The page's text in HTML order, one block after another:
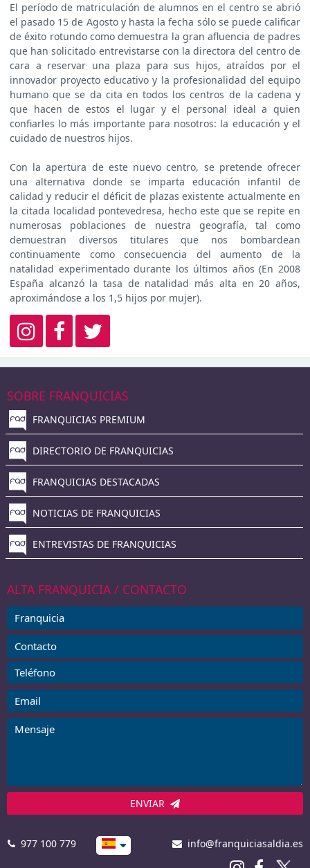
El período de matriculación de alumnos en el centro se abrió
el pasado 15 de Agosto y hasta la fecha sólo se puede calificar
de éxito rotundo como demuestra la gran afluencia de padres
que han solicitado entrevistarse con la directora del centro de
cara a reservar una plaza para sus hijos, atraídos por el
innovador proyecto educativo y la profesionalidad del equipo
humano que se da cita en todos los centros de la cadena y
que hacen de estos el lugar y el personal ideal a quien
confiarles lo más importante para nosotros: la educación y el
cuidado de nuestros hijos.
Con la apertura de este nuevo centro, se pretende ofrecer
una alternativa donde se imparta educación infantil de
calidad y reducir el déficit de plazas existente actualmente en
la citada localidad pontevedresa, hecho este que se repite en
numerosas poblaciones de nuestra geografía, tal como
demuestran diversos titulares que nos bombardean
continuamente como consecuencia del aumento de la
natalidad experimentado durante los últimos años (En 2008
España alcanzó la tasa de natalidad más alta en 20 años,
aproximándose a los 1,5 hijos por mujer).
SOBRE FRANQUICIAS
FRANQUICIAS PREMIUM
DIRECTORIO DE FRANQUICIAS
FRANQUICIAS DESTACADAS
NOTICIAS DE FRANQUICIAS
ENTREVISTAS DE FRANQUICIAS
ALTA FRANQUICIA / CONTACTO
ENVIAR
977 100 779 info@franquiciasaldia.es